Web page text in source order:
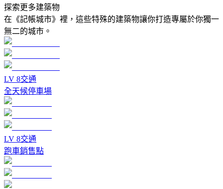
探索更多建築物
在《記帳城市》裡，這些特殊的建築物讓你打造專屬於你獨一
無二的城市。
LV 8交通
全天候停車場
LV 8交通
跑車銷售點